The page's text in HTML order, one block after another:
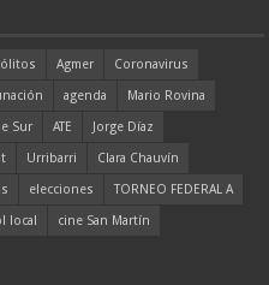
Agmer
Coronavirus
agenda
Mario Rovina
Sur ATE
Jorge Díaz
Urribarri
Clara Chauvín
elecciones
TORNEO FEDERAL A
local cine San Martín